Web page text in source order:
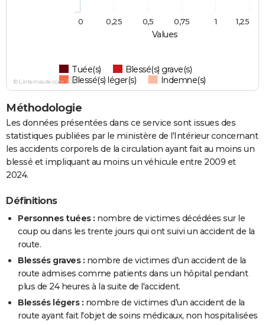
Values
Tuée(s)
Blessé(s) grave(s)
Blessé(s) léger(s)
Indemne(s)
0 1
0,25 0,5 0,75 1,25
© Linternaute.com 2026
Méthodologie
Les données présentées dans ce service sont issues des
statistiques publiées par le ministère de l'Intérieur concernant
les accidents corporels de la circulation ayant fait au moins un
blessé et impliquant au moins un véhicule entre 2009 et
2024.
Définitions
Personnes tuées : nombre de victimes décédées sur le
coup ou dans les trente jours qui ont suivi un accident de la
route.
Blessés graves : nombre de victimes d'un accident de la
route admises comme patients dans un hôpital pendant
plus de 24 heures à la suite de l'accident.
Blessés légers : nombre de victimes d'un accident de la
route ayant fait l'objet de soins médicaux, non hospitalisées